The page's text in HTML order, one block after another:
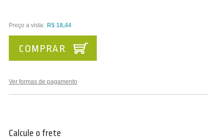
Preço a vista: R$ 18,44
Ver formas de pagamento
COMPRAR
Calcule o frete